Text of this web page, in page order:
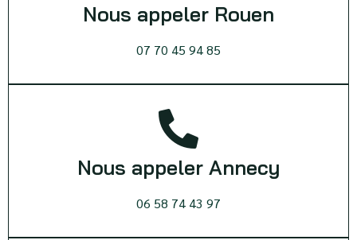
Nous appeler Rouen
07 70 45 94 85
Nous appeler Annecy
06 58 74 43 97